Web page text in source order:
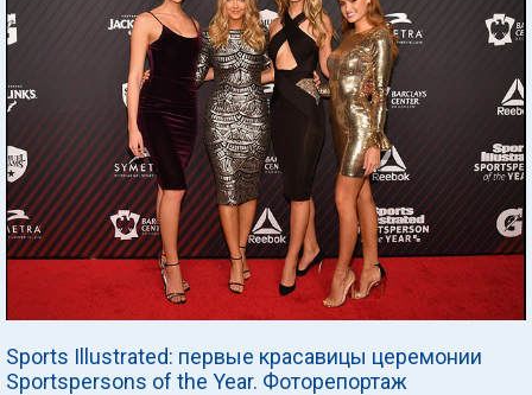
Sports Illustrated: первые красавицы церемонии
Sportspersons of the Year. Фоторепортаж